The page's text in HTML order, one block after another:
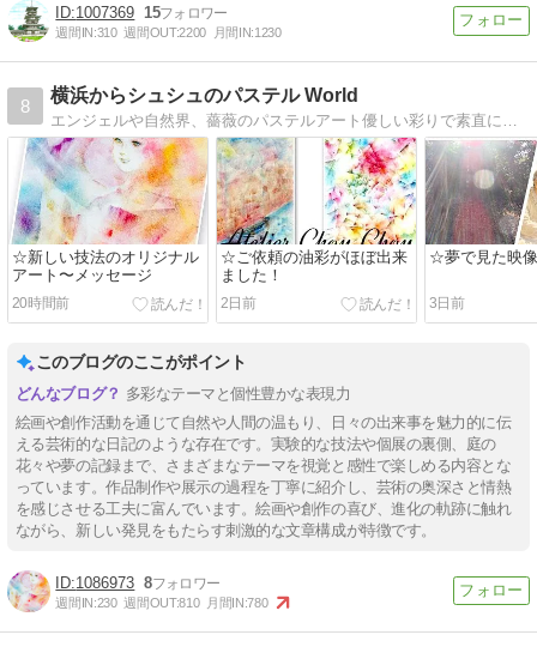
1007369 15
週間IN:310 週間OUT:2200 月間IN:1230
8
横浜からシュシュのパステル World
エンジェルや自然界、薔薇のパステルアート優しい彩りで素直に感性のおもむくまま、天使たちに導かれて描いてます
☆新しい技法のオリジナル
アート〜メッセージ
20時間前
☆ご依頼の油彩がほぼ出来
ました！
2日前
☆夢で見た映
3日前
このブログのここがポイント
多彩なテーマと個性豊かな表現力
絵画や創作活動を通じて自然や人間の温もり、日々の出来事を魅力的に伝
える芸術的な日記のような存在です。実験的な技法や個展の裏側、庭の
花々や夢の記録まで、さまざまなテーマを視覚と感性で楽しめる内容とな
っています。作品制作や展示の過程を丁寧に紹介し、芸術の奥深さと情熱
を感じさせる工夫に富んでいます。絵画や創作の喜び、進化の軌跡に触れ
ながら、新しい発見をもたらす刺激的な文章構成が特徴です。
1086973 8
週間IN:230 週間OUT:810 月間IN:780